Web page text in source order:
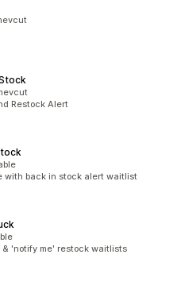
Restock Alert
with back in stock alert waitlist
'notify me' restock waitlists